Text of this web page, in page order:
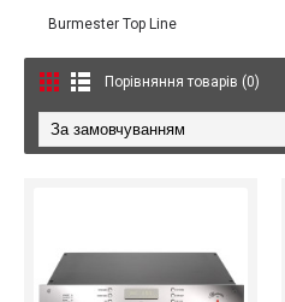
Burmester Top Line
Порівняння товарів (0)